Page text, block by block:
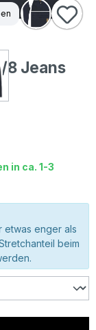
8 Jeans
in ca. 1-3
etwas enger als
beim